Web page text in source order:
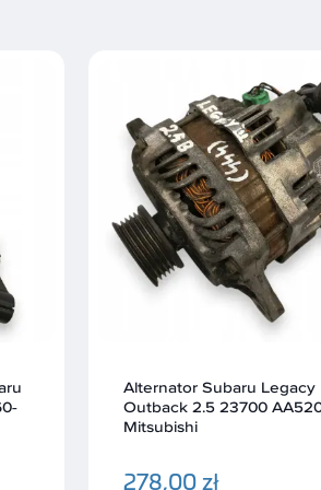
Przepustnica Subaru
Outback 2.5 16112AA010